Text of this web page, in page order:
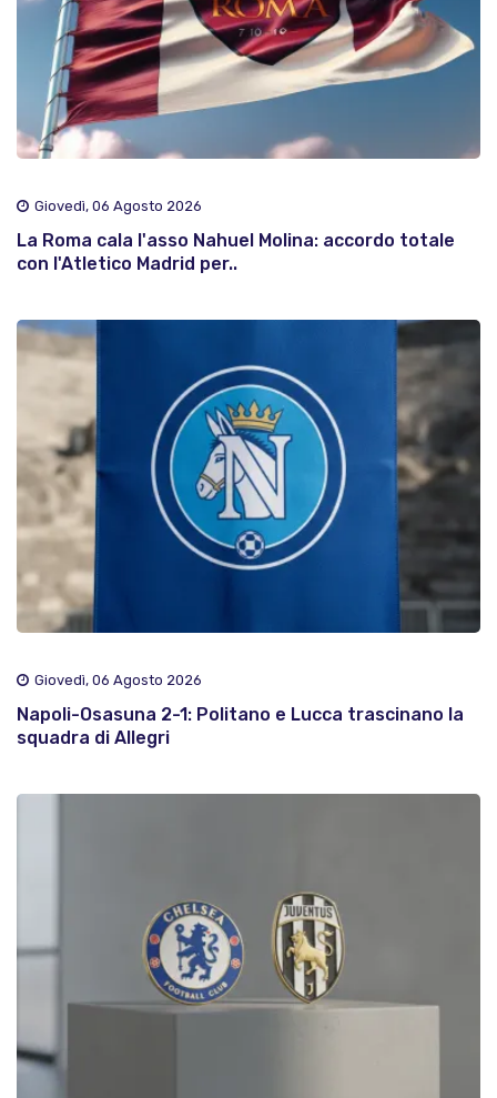
Giovedì, 06 Agosto 2026
La Roma cala l'asso Nahuel Molina: accordo totale
con l'Atletico Madrid per..
Giovedì, 06 Agosto 2026
Napoli-Osasuna 2-1: Politano e Lucca trascinano la
squadra di Allegri